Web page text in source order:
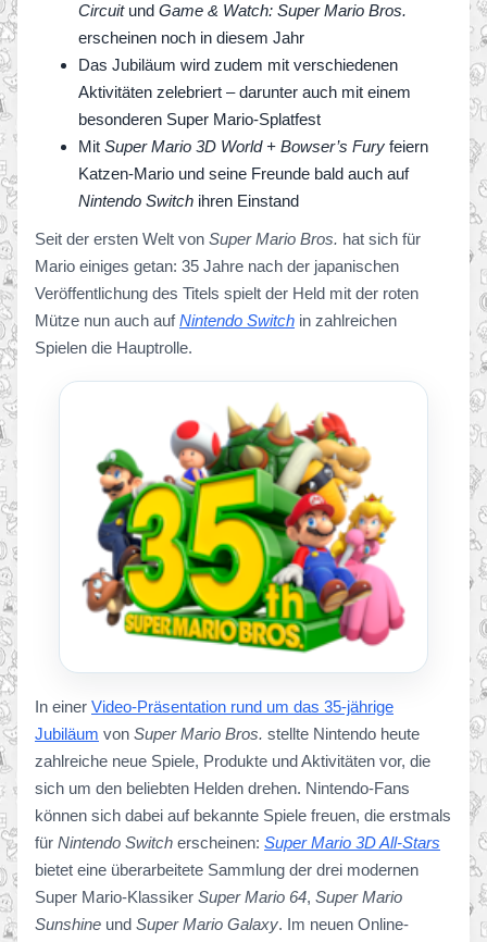
Circuitund Game & Watch: Super Mario Bros.
erscheinen noch in diesem Jahr
Das Jubiläum wird zudem mit verschiedenen
Aktivitäten zelebriert – darunter auch mit einem
besonderen Super Mario-Splatfest
Mit Super Mario 3D World + Bowser’s Fury feiern
Katzen-Mario und seine Freunde bald auch auf
Nintendo Switch ihren Einstand
Seit der ersten Welt von Super Mario Bros. hat sich für
Mario einiges getan: 35 Jahre nach der japanischen
Veröffentlichung des Titels spielt der Held mit der roten
Mütze nun auch aufNintendo Switch in zahlreichen
Spielen die Hauptrolle.
In einer Video-Präsentation rund um das 35-jährige
Jubiläum von Super Mario Bros. stellte Nintendo heute
zahlreiche neue Spiele, Produkte und Aktivitäten vor, die
sich um den beliebten Helden drehen. Nintendo-Fans
können sich dabei auf bekannte Spiele freuen, die erstmals
für Nintendo Switch erscheinen: Super Mario 3D All-Stars
bietet eine überarbeitete Sammlung der drei modernen
Super Mario-Klassiker Super Mario 64, Super Mario
Sunshine und Super Mario Galaxy. Im neuen Online-